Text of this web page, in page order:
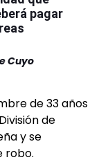
pagar
Cuyo
de 33 años
de
y se
robo.